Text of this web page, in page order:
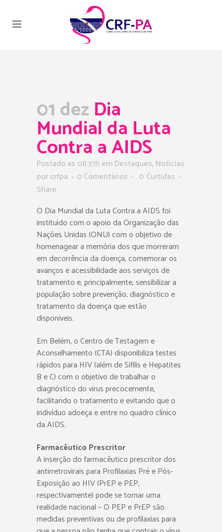
01 dez Dia
Mundial da Luta
Contra a AIDS
Postado as 08:37h emDestaques, Notícias
porcrfpa 0 Comentários 0 Curtidas
Share
O Dia Mundial da Luta Contra a AIDS foi
instituído com o apoio da Organização das
Nações Unidas (ONU) com o objetivo de
homenagear a memória dos que morreram
em decorrência da doença, comemorar os
avanços e acessibilidade aos serviços de
tratamento e, principalmente, sensibilizar a
população sobre prevenção, diagnóstico e
tratamento da doença que estão
disponíveis.
Em Belém, o Centro de Testagem e
Aconselhamento (CTA) disponibiliza testes
rápidos para HIV (além de Sífilis e Hepatites
B e C) com o objetivo de trabalhar o
diagnóstico do vírus precocemente,
facilitando o tratamento e evitando que o
indivíduo adoeça e entre no quadro clínico
da AIDS.
Farmacêutico Prescritor
A inserção do farmacêutico prescritor dos
antirretrovirais para Profilaxias Pré e Pós-
Exposição ao HIV (PrEP e PEP,
respectivamente) pode se tornar uma
realidade nacional – O PEP e PrEP são
medidas preventivas ou de profilaxias para